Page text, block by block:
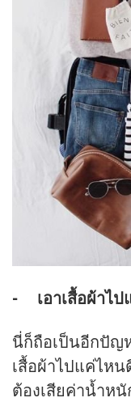
- เอาเสื้อผ้าไป
นี่ก็ถือเป็นอีกปั
เสื้อผ้าไปแค่ไห
ต้องเสียค่าน้ำห